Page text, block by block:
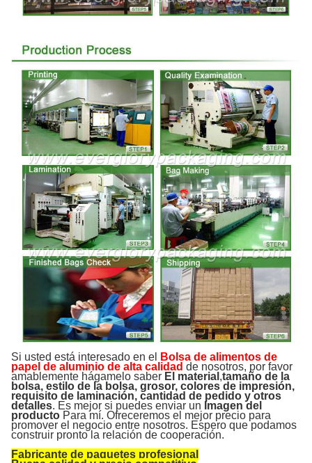
Si usted está interesado en el
Bolsa de alimentos de
papel de aluminio de alta calidad de nosotros, por favor
amablemente hágamelo saber El material ,tamaño de la
bolsa, estilo de la bolsa, grosor, colores de impresión,
requisito de laminación, cantidad de pedido y otros
detalles. Es mejor si puedes enviar un Imagen del
producto Para mí. Ofreceremos el mejor precio para
promover el negocio entre nosotros. Espero que podamos
construir pronto la relación de cooperación.
Fabricante de paquetes profesional